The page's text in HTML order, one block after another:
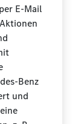
E-Mail
Benz
und